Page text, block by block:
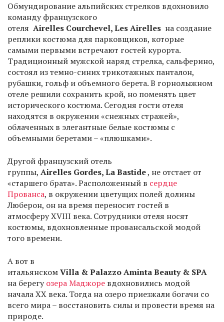
Обмундирование альпийских стрелков вдохновило
команду французского
отеля Airelles Courchevel, Les Airelles на создание
реплики костюма для парковщиков, которые
самыми первыми встречают гостей курорта.
Традиционный мужской наряд стрелка, сальферино,
состоял из темно-синих трикотажных панталон,
рубашки, гольф и объемного берета. В горнолыжном
отеле решили сохранить крой, но поменять цвет
исторического костюма. Сегодня гости отеля
находятся в окружении «снежных стражей»,
облаченных в элегантные белые костюмы с
объемными беретами – «плюшками».
Другой французский отель
группы, Airelles Gordes, La Bastide, не отстает от
«старшего брата». Расположенный в сердце
Прованса, в окружении цветущих полей долины
Люберон, он на время переносит гостей в
атмосферу XVIII века. Сотрудники отеля носят
костюмы, вдохновленные провансальской модой
того времени.
А вот в
итальянскомVilla &Palazzo Aminta Beauty & SPA
на берегуозера Маджоре вдохновились модой
начала XX века. Тогда на озеро приезжали богачи со
всего мира – восстановить силы и провести время на
природе.